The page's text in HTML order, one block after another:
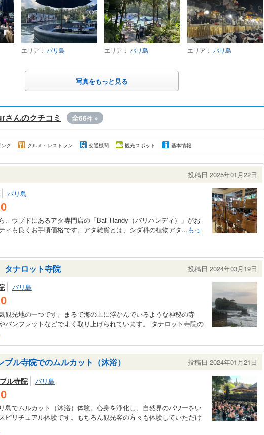
エリア： バリ島 エリア： バリ島 エリア： バリ島
写真をもっと見る
んのクチコミ 全66件 »
グ グルメ・レストラン 交通機関 観光スポット 基本情報
投稿日 2025年01月22日
バリ島
、ウブドにあるアタ専門店の「Bali Handy（バリハンディ）」がお
ィも良くお手頃価格です。アタ雑貨とは、シダ科の植物アタ...もっ
ナロット寺院 投稿日 2024年03月19日
バリ島
観光地の一つです。まるで海の上に浮かんでいるような神秘の寺
パンフレットなどでよく取り上げられています。 タナロット寺院の
プル寺院でのムルカット（沐浴） 投稿日 2024年01月21日
ル寺院 バリ島
島でムルカット（沐浴）体験。心身を浄化し、自然界のパワーをい
ピリチュアル体験です。もちろん観光客の方々も体験していただけ